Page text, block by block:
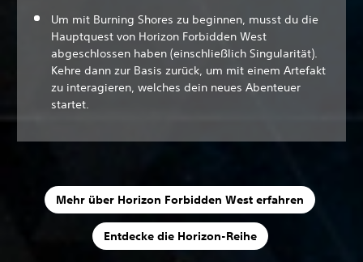
Um mit Burning Shores zu beginnen, musst du die
Hauptquest von Horizon Forbidden West
abgeschlossen haben (einschließlich Singularität).
Kehre dann zur Basis zurück, um mit einem Artefakt
zu interagieren, welches dein neues Abenteuer
startet.
Mehr über Horizon Forbidden West erfahren
Entdecke die Horizon-Reihe